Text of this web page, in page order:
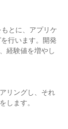
とに、アプリケ
行います。開発
経験値を増やし
リングし、それ
します。